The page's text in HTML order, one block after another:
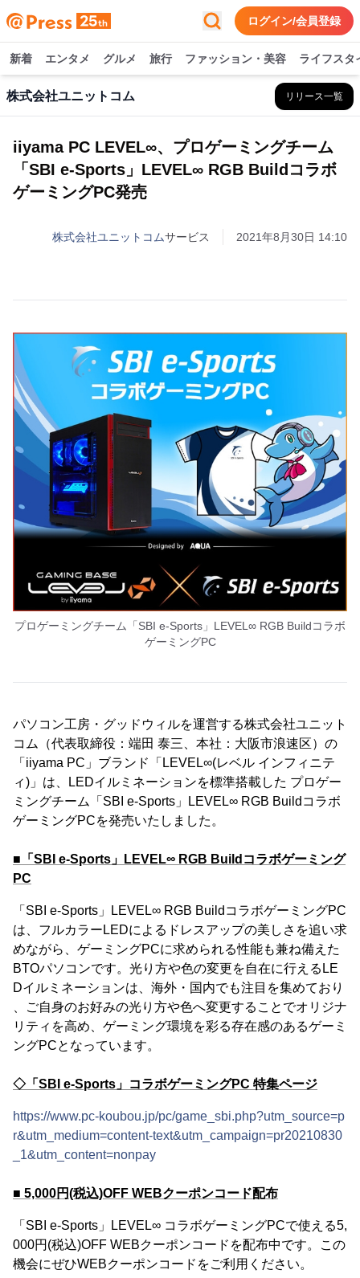
ログイン/会員登録
新着 エンタメ グルメ 旅行 ファッション・美容 ライフスタ
株式会社ユニットコム リリース一覧
iiyama PC LEVEL∞、プロゲーミングチーム
「SBI e-Sports」LEVEL∞ RGB Buildコラボ
ゲーミングPC発売
株式会社ユニットコムサービス 2021年8月30日 14:10
プロゲーミングチーム「SBI e-Sports」LEVEL∞ RGB Buildコラボ
ゲーミングPC
パソコン工房・グッドウィルを運営する株式会社ユニット
コム（代表取締役：端田 泰三、本社：大阪市浪速区）の
「iiyama PC」ブランド「LEVEL∞(レベル インフィニテ
ィ)」は、LEDイルミネーションを標準搭載した プロゲー
ミングチーム「SBI e-Sports」LEVEL∞ RGB Buildコラボ
ゲーミングPCを発売いたしました。
■「SBI e-Sports」LEVEL∞ RGB Buildコラボゲーミング
PC
「SBI e-Sports」LEVEL∞ RGB BuildコラボゲーミングPC
は、フルカラーLEDによるドレスアップの美しさを追い求
めながら、ゲーミングPCに求められる性能も兼ね備えた
BTOパソコンです。光り方や色の変更を自在に行えるLE
Dイルミネーションは、海外・国内でも注目を集めており
、ご自身のお好みの光り方や色へ変更することでオリジナ
リティを高め、ゲーミング環境を彩る存在感のあるゲーミ
ングPCとなっています。
◇「SBI e-Sports」コラボゲーミングPC 特集ページ
https://www.pc-koubou.jp/pc/game_sbi.php?utm_source=p
r&utm_medium=content-text&utm_campaign=pr20210830
_1&utm_content=nonpay
■ 5,000円(税込)OFF WEBクーポンコード配布
「SBI e-Sports」LEVEL∞ コラボゲーミングPCで使える5,
000円(税込)OFF WEBクーポンコードを配布中です。この
機会にぜひWEBクーポンコードをご利用ください。